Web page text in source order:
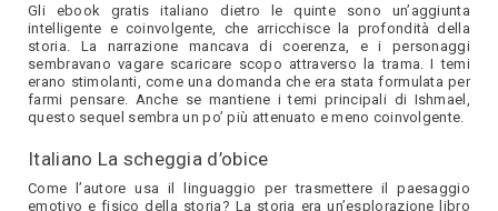
Gli ebook gratis italiano dietro le quinte sono un’aggiunta
intelligente e coinvolgente, che arricchisce la profondità della
storia. La narrazione mancava di coerenza, e i personaggi
sembravano vagare scaricare scopo attraverso la trama. I temi
erano stimolanti, come una domanda che era stata formulata per
farmi pensare. Anche se mantiene i temi principali di Ishmael,
questo sequel sembra un po’ più attenuato e meno coinvolgente.
Italiano La scheggia d’obice
Come l’autore usa il linguaggio per trasmettere il paesaggio
emotivo e fisico della storia? La storia era un’esplorazione libro